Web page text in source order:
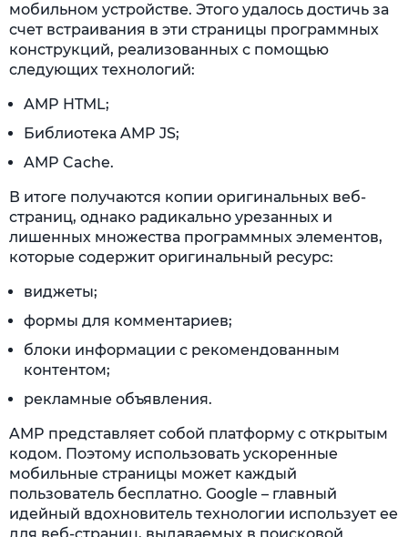
мобильном устройстве. Этого удалось достичь за
счет встраивания в эти страницы программных
конструкций, реализованных с помощью
следующих технологий:
AMP HTML;
Библиотека AMP JS;
AMP Cache.
В итоге получаются копии оригинальных веб-
страниц, однако радикально урезанных и
лишенных множества программных элементов,
которые содержит оригинальный ресурс:
виджеты;
формы для комментариев;
блоки информации с рекомендованным
контентом;
рекламные объявления.
AMP представляет собой платформу с открытым
кодом. Поэтому использовать ускоренные
мобильные страницы может каждый
пользователь бесплатно. Google – главный
идейный вдохновитель технологии использует ее